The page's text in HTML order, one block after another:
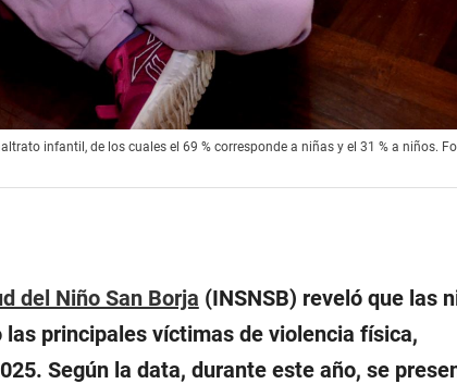
infantil, de los cuales el 69 % corresponde a niñas y el 31 % a niños.
del Niño San Borja (INSNSB) reveló que las
las principales víctimas de violencia física,
Según la data, durante este año, se